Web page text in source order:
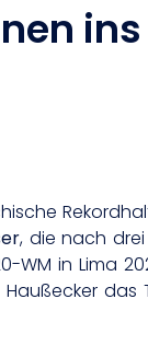
, die nach
WM in Lima
das